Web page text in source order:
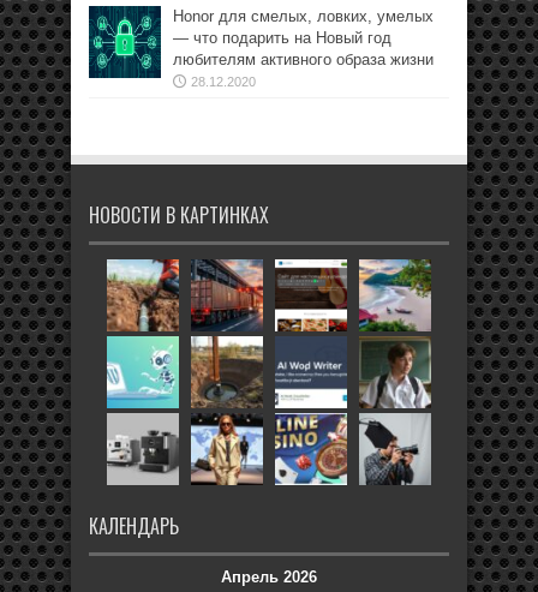
Honor для смелых, ловких, умелых
— что подарить на Новый год
любителям активного образа жизни
28.12.2020
НОВОСТИ В КАРТИНКАХ
КАЛЕНДАРЬ
Апрель 2026